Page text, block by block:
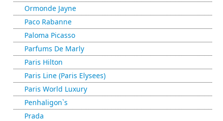
Ormonde Jayne
Paco Rabanne
Paloma Picasso
Parfums De Marly
Paris Hilton
Paris Line (Paris Elysees)
Paris World Luxury
Penhaligon`s
Prada